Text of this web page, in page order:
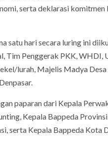
serta deklarasi
satu hari secara luring ini
Tim Penggerak PKK, WHDI,
lurah, Majelis Madya
paparan dari Kepala
Kepala Bappeda
serta Kepala Bappeda Kota